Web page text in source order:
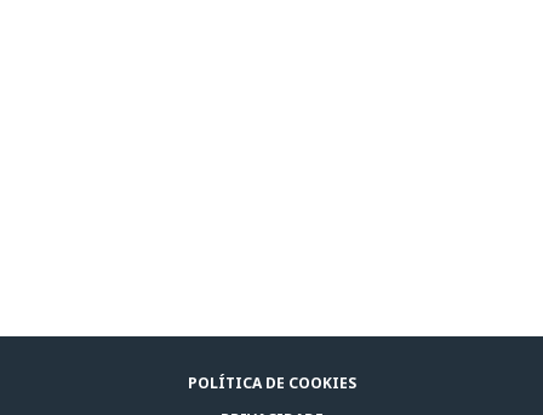
POLÍTICA DE COOKIES